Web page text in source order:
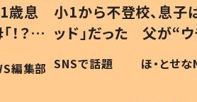
歳息
？」
編集部
小1から不登校、息子
ッド」だった 父が“
作り続ける理由とは
#令和の子
SNSで話題 ほ・とせ